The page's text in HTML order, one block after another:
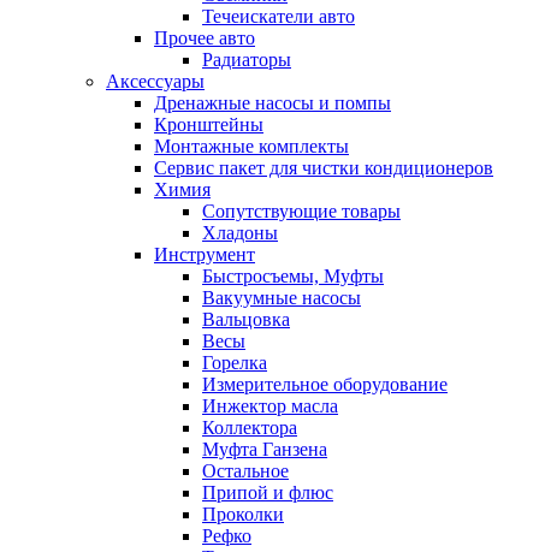
Течеискатели авто
Прочее авто
Радиаторы
Аксессуары
Дренажные насосы и помпы
Кронштейны
Монтажные комплекты
Сервис пакет для чистки кондиционеров
Химия
Сопутствующие товары
Хладоны
Инструмент
Быстросъемы, Муфты
Вакуумные насосы
Вальцовка
Весы
Горелка
Измерительное оборудование
Инжектор масла
Коллектора
Муфта Ганзена
Остальное
Припой и флюс
Проколки
Рефко